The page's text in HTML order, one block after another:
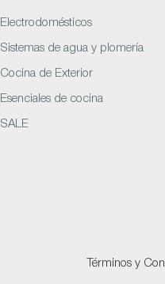
Electrodomésticos
Sistemas de agua y plomería
Cocina de Exterior
Esenciales de cocina
SALE
Términos y